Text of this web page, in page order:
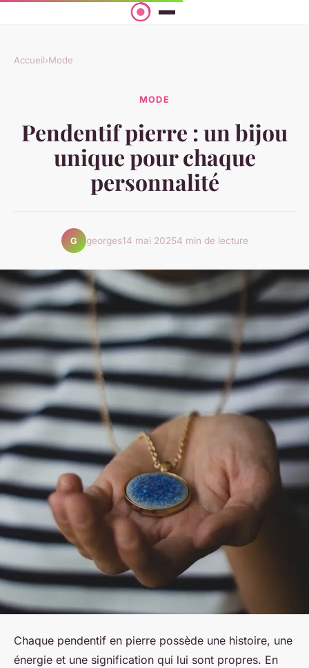
Accueil›Mode
MODE
Pendentif pierre : un bijou
unique pour chaque
personnalité
G georges14 mai 20254 min de lecture
Chaque pendentif en pierre possède une histoire, une
énergie et une signification qui lui sont propres. En